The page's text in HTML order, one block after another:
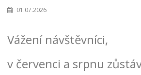
01.07.2026
Vážení návštěvníci,
v červenci a srpnu